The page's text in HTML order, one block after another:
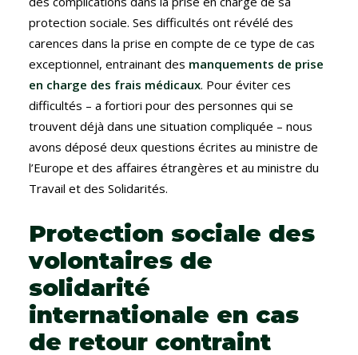
protection sociale. Ses difficultés ont révélé des
carences dans la prise en compte de ce type de cas
exceptionnel, entrainant des manquements de prise
en charge des frais médicaux. Pour éviter ces
difficultés – a fortiori pour des personnes qui se
trouvent déjà dans une situation compliquée – nous
avons déposé deux questions écrites au ministre de
l’Europe et des affaires étrangères et au ministre du
Travail et des Solidarités.
Protection sociale des
volontaires de
solidarité
internationale en cas
de retour contraint